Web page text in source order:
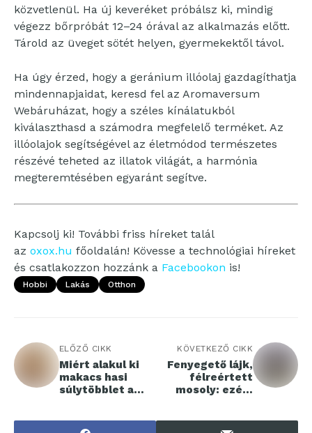
közvetlenül. Ha új keveréket próbálsz ki, mindig
végezz bőrpróbát 12–24 órával az alkalmazás előtt.
Tárold az üveget sötét helyen, gyermekektől távol.
Ha úgy érzed, hogy a geránium illóolaj gazdagíthatja
mindennapjaidat, keresd fel az Aromaversum
Webáruházat, hogy a széles kínálatukból
kiválaszthasd a számodra megfelelő terméket. Az
illóolajok segítségével az életmódod természetes
részévé teheted az illatok világát, a harmónia
megteremtésében egyaránt segítve.
Kapcsolj ki! További friss híreket talál
az oxox.hu főoldalán! Kövesse a technológiai híreket
és csatlakozzon hozzánk a Facebookon is!
Hobbi Lakás Otthon
ELŐZŐ CIKK
Miért alakul ki
makacs hasi
súlytöbblet a
KÖVETKEZŐ CIKK
Fenyegető lájk,
félreértett
mosoly: ezért